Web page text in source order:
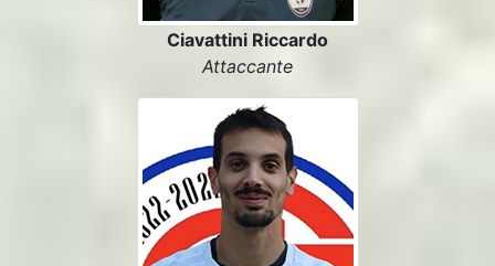
Ciavattini Riccardo
Attaccante